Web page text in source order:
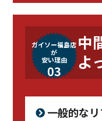
ガイソー福島店
が
安い理由
03
中
よ
一般的な